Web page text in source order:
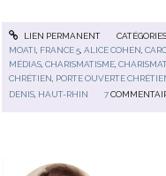
LIEN PERMANENT
MOATI FRANCE 5 ,ALICE COHEN ,
MÉDIAS ,CHARISMATISME ,
CHRÉTIEN PORTE OUVERTE
DENIS, HAUT-RHIN 7